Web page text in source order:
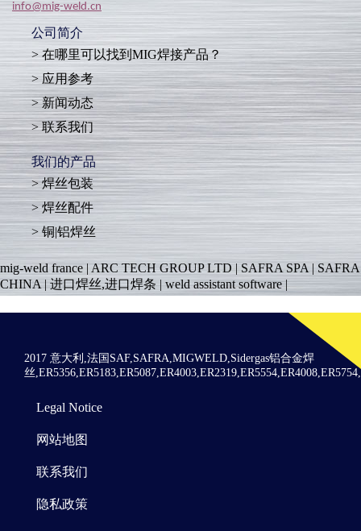
info@mig-weld.cn
公司简介
在哪里可以找到MIG焊接产品？
应用参考
新闻动态
联系我们
我们的产品
焊丝包装
焊丝配件
铜|铝焊丝
mig-weld france | ARC TECH GROUP LTD | SAFRA SPA | SAFRA
CHINA| 进口焊丝,进口焊条 | weld assistant software|
2017 意大利,法国SAF,SAFRA,MIGWELD,Sidergas铝合金焊
丝
Pied
page
Legal Notice
网站地图
联系我们
隐私政策